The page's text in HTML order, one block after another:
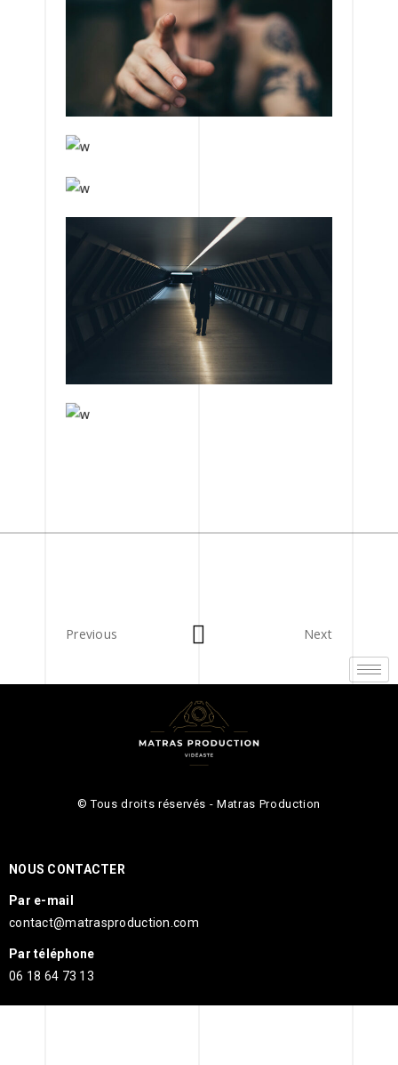
Previous Next
© Tous droits réservés - Matras Production
NOUS CONTACTER
Par e-mail
contact@matrasproduction.com
Par téléphone
06 18 64 73 13